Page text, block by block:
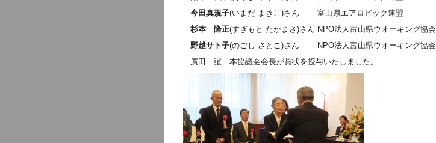
今田真規子(いまだ まきこ)さん 富山県エアロビック連盟
杉本 隆正(すぎもと たかまさ)さん NPO法人富山県ウオーキング協会
野越サト子(のごし さとこ)さん NPO法人富山県ウオーキング協会
廣田 誼 本協議会会長が賞状を授与いたしました。